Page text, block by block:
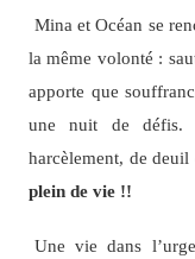
Mina et Océan se
la même volonté :
apporte que
une nuit de défis.
harcèlement, de
plein de vie !!
Une vie dans